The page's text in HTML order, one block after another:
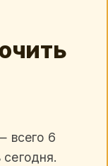
всего 6